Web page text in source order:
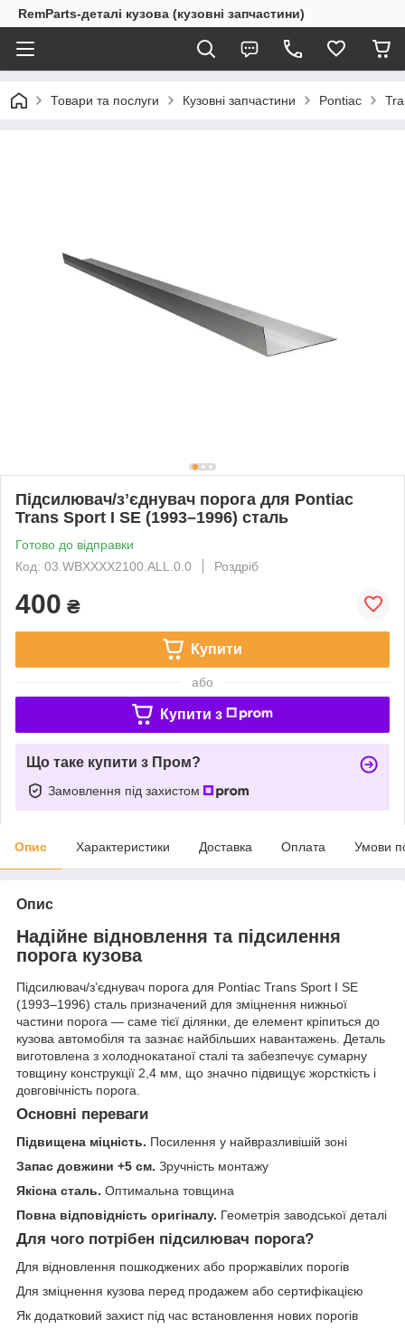
RemParts-деталі кузова (кузовні запчастини)
Товари та послуги Кузовні запчастини Pontiac
Підсилювач/зʼєднувач порога для Pontiac
Trans Sport I SE (1993–1996) сталь
Готово до відправки
Код: 03.WBXXXX2100.ALL.0.0
Роздріб
400 ₴
Купити
або
Купити з
Що таке купити з Пром?
Замовлення під захистом
Опис Характеристики Доставка Оплата Умови
Опис
Надійне відновлення та підсилення
порога кузова
Підсилювач/зʼєднувач порога для Pontiac Trans Sport I SE
(1993–1996) сталь призначений для зміцнення нижньої
частини порога — саме тієї ділянки, де елемент кріпиться до
кузова автомобіля та зазнає найбільших навантажень. Деталь
виготовлена з холоднокатаної сталі та забезпечує сумарну
товщину конструкції 2,4 мм, що значно підвищує жорсткість і
довговічність порога.
Основні переваги
Підвищена міцність. Посилення у найвразливішій зоні
Запас довжини +5 см. Зручність монтажу
Якісна сталь. Оптимальна товщина
Повна відповідність оригіналу. Геометрія заводської деталі
Для чого потрібен підсилювач порога?
Для відновлення пошкоджених або проржавілих порогів
Для зміцнення кузова перед продажем або сертифікацією
Як додатковий захист під час встановлення нових порогів